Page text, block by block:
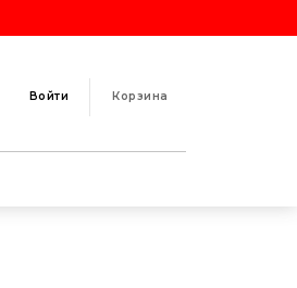
Корзина
Войти